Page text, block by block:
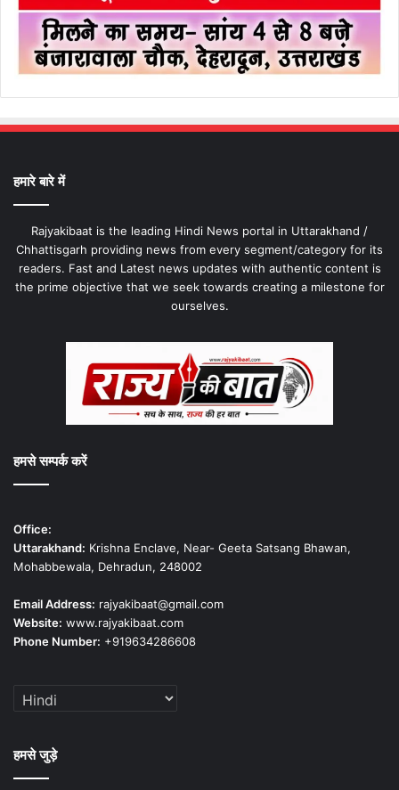
हमारे बारे में
Rajyakibaat is the leading Hindi News portal in Uttarakhand /
Chhattisgarh providing news from every segment/category for its
readers. Fast and Latest news updates with authentic content is
the prime objective that we seek towards creating a milestone for
ourselves.
हमसे सम्पर्क करें
Office:
Uttarakhand: Krishna Enclave, Near- Geeta Satsang Bhawan,
Mohabbewala, Dehradun, 248002
Email Address: rajyakibaat@gmail.com
Website: www.rajyakibaat.com
Phone Number: +919634286608
हमसे जुड़े